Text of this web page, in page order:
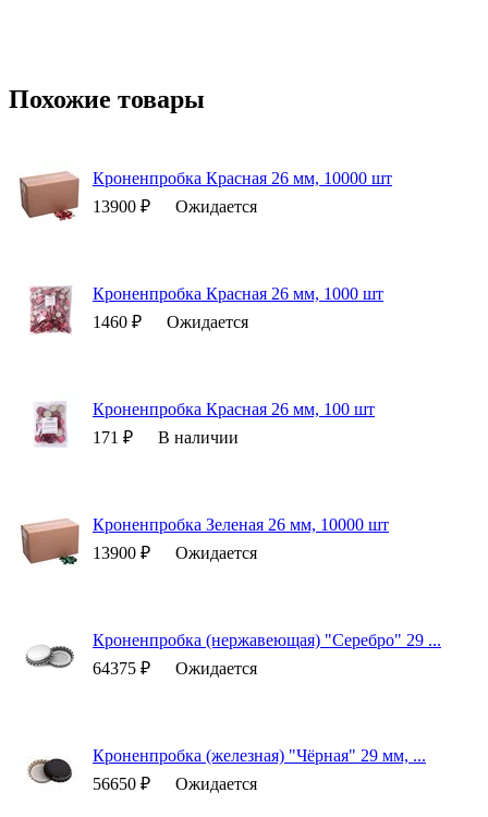
Похожие товары
Кроненпробка Красная 26 мм, 10000 шт
13900 ₽
Ожидается
Кроненпробка Красная 26 мм, 1000 шт
1460 ₽
Ожидается
Кроненпробка Красная 26 мм, 100 шт
171 ₽
В наличии
Кроненпробка Зеленая 26 мм, 10000 шт
13900 ₽
Ожидается
Кроненпробка (нержавеющая) "Серебро" 29 ...
64375 ₽
Ожидается
Кроненпробка (железная) "Чёрная" 29 мм, ...
56650 ₽
Ожидается